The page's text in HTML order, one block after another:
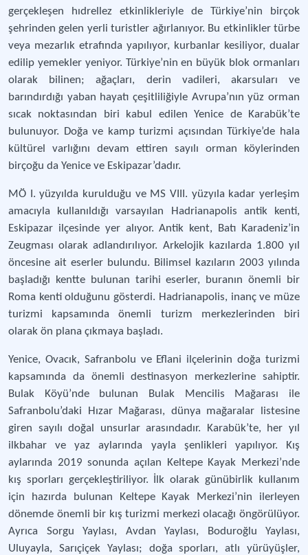
gerçekleşen hıdrellez etkinlikleriyle de Türkiye’nin birçok
şehrinden gelen yerli turistler ağırlanıyor. Bu etkinlikler türbe
veya mezarlık etrafında yapılıyor, kurbanlar kesiliyor, dualar
edilip yemekler yeniyor. Türkiye’nin en büyük blok ormanları
olarak bilinen; ağaçları, derin vadileri, akarsuları ve
barındırdığı yaban hayatı çeşitliliğiyle Avrupa’nın yüz orman
sıcak noktasından biri kabul edilen Yenice de Karabük’te
bulunuyor. Doğa ve kamp turizmi açısından Türkiye’de hala
kültürel varlığını devam ettiren sayılı orman köylerinden
birçoğu da Yenice ve Eskipazar’dadır.
MÖ I. yüzyılda kurulduğu ve MS VIII. yüzyıla kadar yerleşim
amacıyla kullanıldığı varsayılan Hadrianapolis antik kenti,
Eskipazar ilçesinde yer alıyor. Antik kent, Batı Karadeniz’in
Zeugması olarak adlandırılıyor. Arkelojik kazılarda 1.800 yıl
öncesine ait eserler bulundu. Bilimsel kazıların 2003 yılında
başladığı kentte bulunan tarihi eserler, buranın önemli bir
Roma kenti olduğunu gösterdi. Hadrianapolis, inanç ve müze
turizmi kapsamında önemli turizm merkezlerinden biri
olarak ön plana çıkmaya başladı.
Yenice, Ovacık, Safranbolu ve Eflani ilçelerinin doğa turizmi
kapsamında da önemli destinasyon merkezlerine sahiptir.
Bulak Köyü’nde bulunan Bulak Mencilis Mağarası ile
Safranbolu’daki Hızar Mağarası, dünya mağaralar listesine
giren sayılı doğal unsurlar arasındadır. Karabük’te, her yıl
ilkbahar ve yaz aylarında yayla şenlikleri yapılıyor. Kış
aylarında 2019 sonunda açılan Keltepe Kayak Merkezi’nde
kış sporları gerçekleştiriliyor. İlk olarak günübirlik kullanım
için hazırda bulunan Keltepe Kayak Merkezi’nin ilerleyen
dönemde önemli bir kış turizmi merkezi olacağı öngörülüyor.
Ayrıca Sorgu Yaylası, Avdan Yaylası, Boduroğlu Yaylası,
Uluyayla, Sarıçiçek Yaylası; doğa sporları, atlı yürüyüşler,